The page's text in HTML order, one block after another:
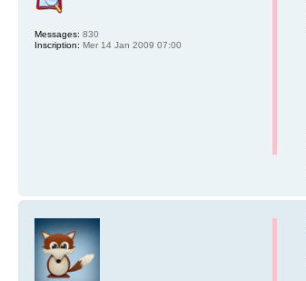
Messages: 830
Inscription: Mer 14 Jan 2009 07:00